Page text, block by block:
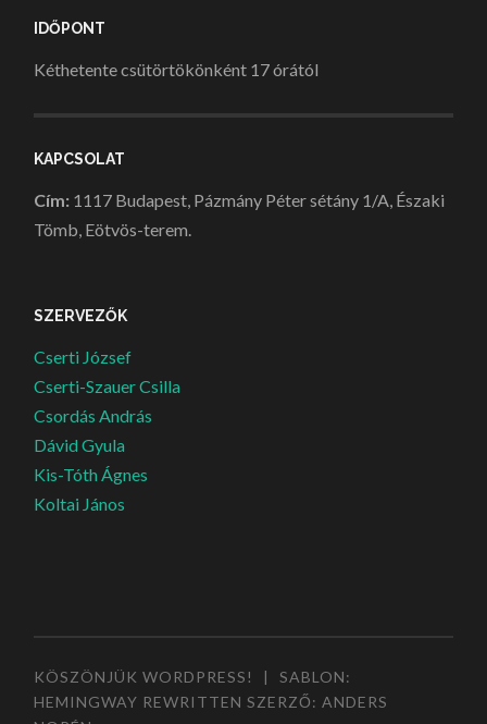
IDŐPONT
Kéthetente csütörtökönként 17 órától
KAPCSOLAT
Cím: 1117 Budapest, Pázmány Péter sétány 1/A, Északi
Tömb, Eötvös-terem.
SZERVEZŐK
Cserti József
Cserti-Szauer Csilla
Csordás András
Dávid Gyula
Kis-Tóth Ágnes
Koltai János
KÖSZÖNJÜK WORDPRESS! |
SABLON:
HEMINGWAY REWRITTEN SZERZŐ:ANDERS